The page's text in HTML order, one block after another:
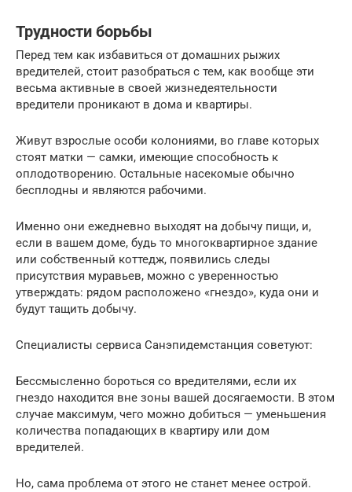
Трудности борьбы
Перед тем как избавиться от домашних рыжих
вредителей, стоит разобраться с тем, как вообще эти
весьма активные в своей жизнедеятельности
вредители проникают в дома и квартиры.
Живут взрослые особи колониями, во главе которых
стоят матки — самки, имеющие способность к
оплодотворению. Остальные насекомые обычно
бесплодны и являются рабочими.
Именно они ежедневно выходят на добычу пищи, и,
если в вашем доме, будь то многоквартирное здание
или собственный коттедж, появились следы
присутствия муравьев, можно с уверенностью
утверждать: рядом расположено «гнездо», куда они и
будут тащить добычу.
Специалисты сервиса Санэпидемстанция советуют:
Бессмысленно бороться со вредителями, если их
гнездо находится вне зоны вашей досягаемости. В этом
случае максимум, чего можно добиться — уменьшения
количества попадающих в квартиру или дом
вредителей.
Но, сама проблема от этого не станет менее острой.